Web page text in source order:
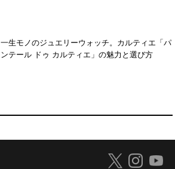
一生モノのジュエリーウォッチ。カルティエ「パ
ンテール ドゥ カルティエ」の魅力と選び方